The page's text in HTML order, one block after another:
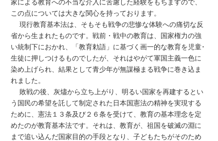
家による教育への不当な介入に苦慮した経験をもちますので、
この点については大きな関心を持っております。
現行教育基本法は、そもそも戦争の悲惨な体験への痛切な反
省から生まれたものです。戦前・戦中の教育は、国家権力の強
い統制下におかれ、「教育勅語」に基づく画一的な教育を児童･
生徒に押しつけるものでしたが、それはやがて軍国主義一色に
染め上げられ、結果として青少年が無謀極まる戦争に巻き込ま
れました。
敗戦の後、灰燼から立ち上がり、明るい国家を再建するとい
う国民の希望を託して制定された日本国憲法の精神を実現する
ために、憲法１３条及び２６条を受けて、教育の基本理念を定
めたのが教育基本法です。それは、教育が、祖国を破滅の淵に
まで追い込んだ国家目的の手段となり、子どもたちがそのため